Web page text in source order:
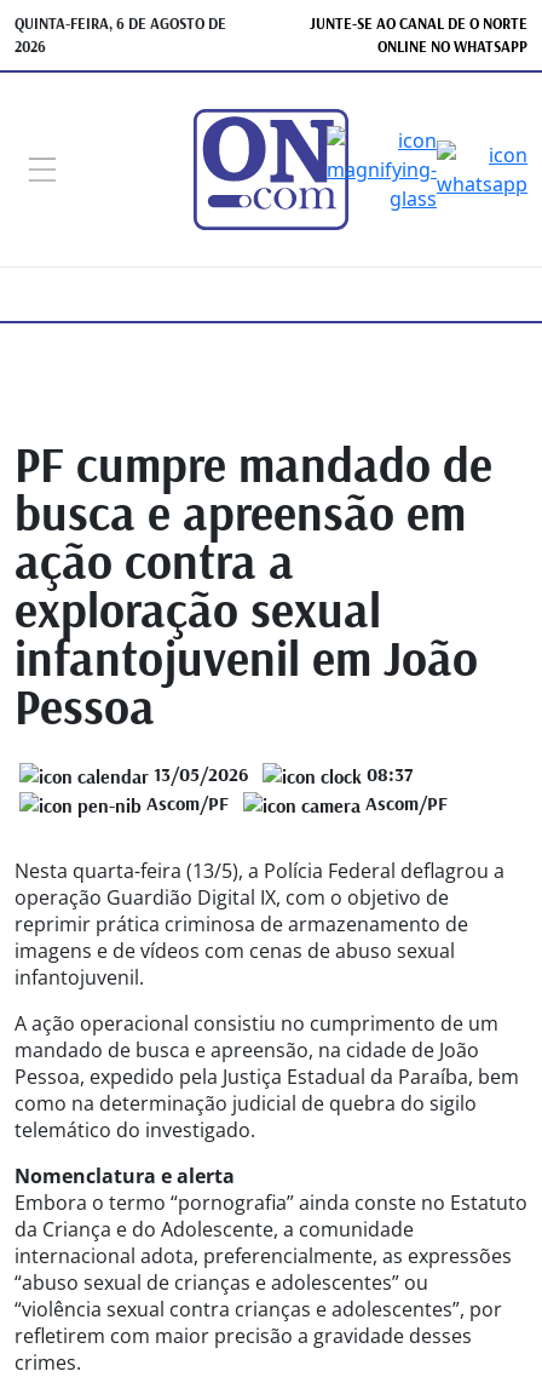
QUINTA-FEIRA, 6 DE AGOSTO DE
2026
JUNTE-SE AO CANAL DE O NORTE
ONLINE NO WHATSAPP
PF cumpre mandado de
busca e apreensão em
ação contra a
exploração sexual
infantojuvenil em João
Pessoa
13/05/2026
08:37
Ascom/PF
Ascom/PF
Nesta quarta-feira (13/5), a Polícia Federal deflagrou a
operação Guardião Digital IX, com o objetivo de
reprimir prática criminosa de armazenamento de
imagens e de vídeos com cenas de abuso sexual
infantojuvenil.
A ação operacional consistiu no cumprimento de um
mandado de busca e apreensão, na cidade de João
Pessoa, expedido pela Justiça Estadual da Paraíba, bem
como na determinação judicial de quebra do sigilo
telemático do investigado.
Nomenclatura e alerta
Embora o termo “pornografia” ainda conste no Estatuto
da Criança e do Adolescente, a comunidade
internacional adota, preferencialmente, as expressões
“abuso sexual de crianças e adolescentes” ou
“violência sexual contra crianças e adolescentes”, por
refletirem com maior precisão a gravidade desses
crimes.